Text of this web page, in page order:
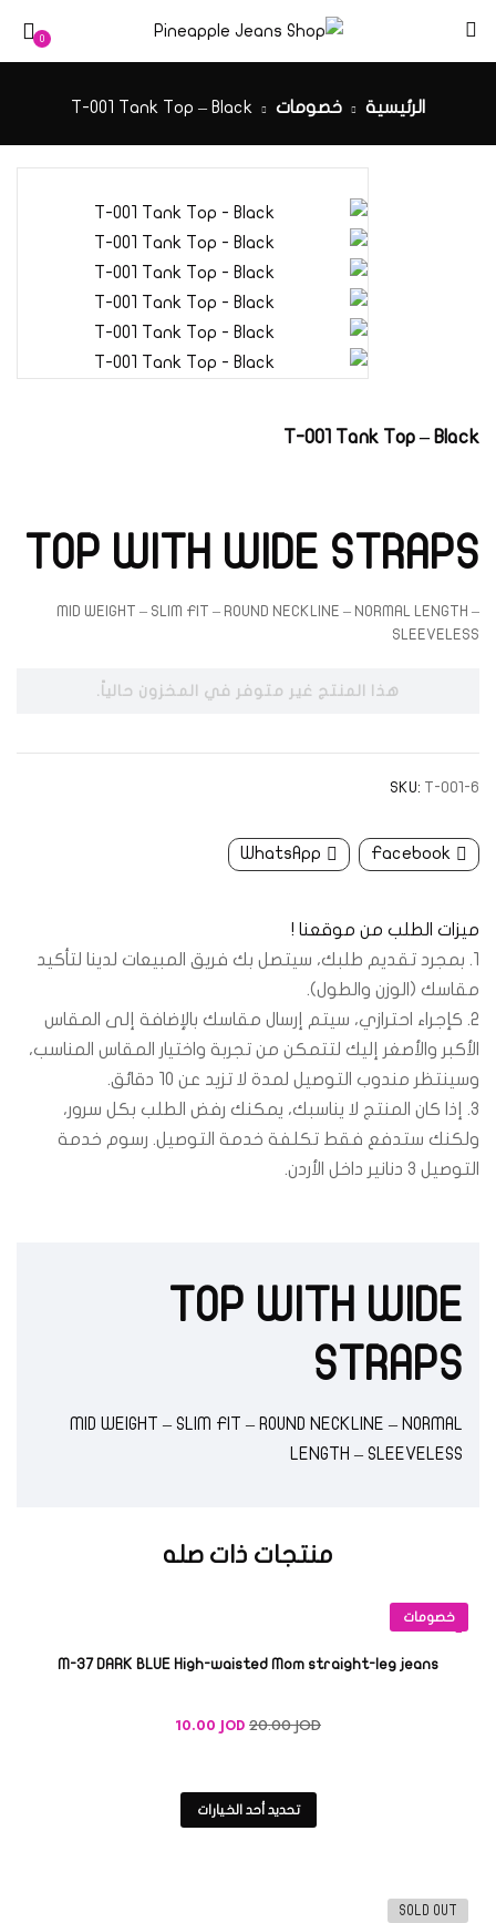
0
الرئيسية خصومات T-001 Tank Top – Black
T-001 Tank Top – Black
TOP WITH WIDE STRAPS
MID WEIGHT – SLIM FIT – ROUND NECKLINE – NORMAL LENGTH –
SLEEVELESS
هذا المنتج غير متوفر في المخزون حالياً.
SKU: T-001-6
Facebook
WhatsApp
ميزات الطلب من موقعنا !
1. بمجرد تقديم طلبك، سيتصل بك فريق المبيعات لدينا لتأكيد
مقاسك (الوزن والطول).
2. كإجراء احترازي، سيتم إرسال مقاسك بالإضافة إلى المقاس
الأكبر والأصغر إليك لتتمكن من تجربة واختيار المقاس المناسب،
وسينتظر مندوب التوصيل لمدة لا تزيد عن 10 دقائق.
3. إذا كان المنتج لا يناسبك، يمكنك رفض الطلب بكل سرور،
ولكنك ستدفع فقط تكلفة خدمة التوصيل. رسوم خدمة
التوصيل 3 دنانير داخل الأردن.
TOP WITH WIDE
STRAPS
MID WEIGHT – SLIM FIT – ROUND NECKLINE – NORMAL
LENGTH – SLEEVELESS
منتجات ذات صله
خصومات
M-37 DARK BLUE High-waisted Mom straight-leg jeans
20.00JOD
10.00 JOD
تحديد أحد الخيارات
SOLD OUT